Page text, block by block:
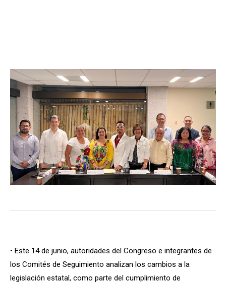
• Este 14 de junio, autoridades del Congreso e integrantes de
los Comités de Seguimiento analizan los cambios a la
legislación estatal, como parte del cumplimiento de